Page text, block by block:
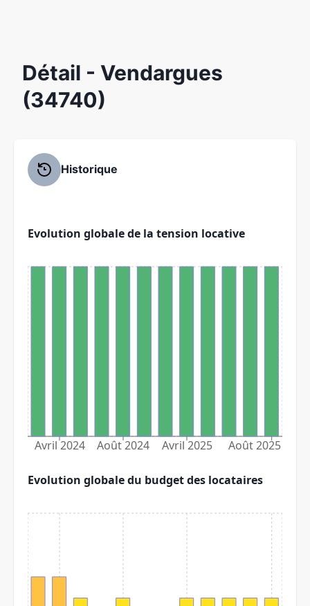
Détail - Vendargues
(34740)
Historique
Evolution globale de la tension locative
Avril 2024 Août 2024 Avril 2025 Août 2025
Evolution globale du budget des locataires